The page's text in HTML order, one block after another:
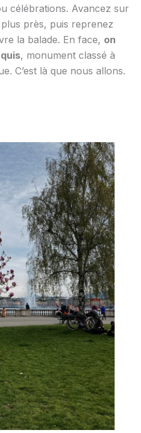
célébrations. Avancez sur
près, puis reprenez
la balade. En face, on
, monument classé à
C’est là que nous allons.